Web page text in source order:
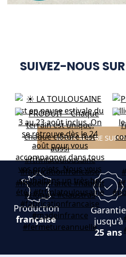
SUIVEZ-NOUS
NOUS SUIVRE SUR
Production
française
Garantie
jusqu'à
25 ans